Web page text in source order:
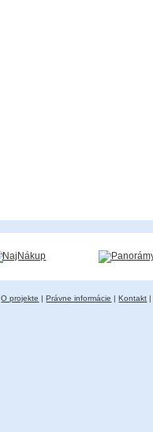
O projekte |Právne informácie |Kontakt